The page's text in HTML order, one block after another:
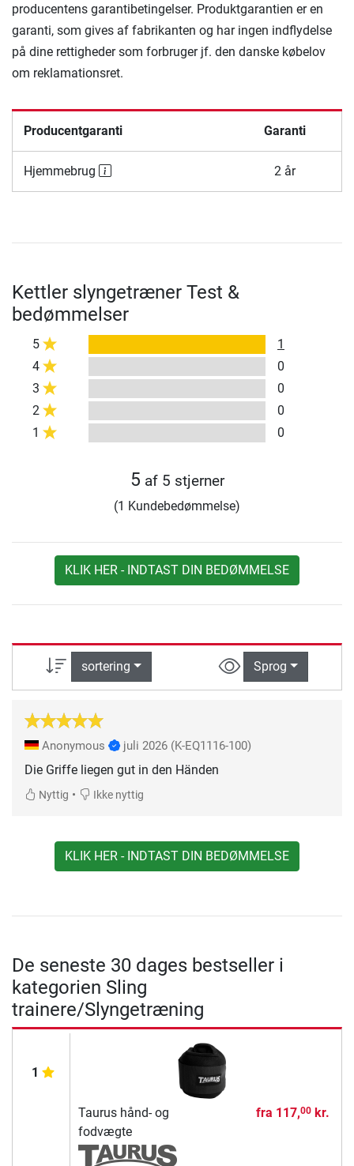
producentens garantibetingelser. Produktgarantien er en
garanti, som gives af fabrikanten og har ingen indflydelse
på dine rettigheder som forbruger jf. den danske købelov
om reklamationsret.
Producentgaranti Garanti
Hjemmebrug 2 år
Kettler slyngetræner Test &
bedømmelser
5
1
4
0
3
0
2
0
1
0
5 af 5 stjerner
(1 Kundebedømmelse)
KLIK HER - INDTAST DIN BEDØMMELSE
sortering Sprog
Anonymous juli 2026 (K-EQ1116-100)
Die Griffe liegen gut in den Händen
Nyttig • Ikke nyttig
KLIK HER - INDTAST DIN BEDØMMELSE
De seneste 30 dages bestseller i
kategorien Sling
trainere/Slyngetræning
1
Taurus hånd- og
fodvægte
fra 117,00kr.